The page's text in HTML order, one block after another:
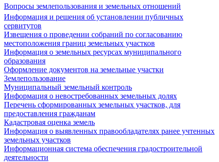
Вопросы землепользования и земельных отношений
Информация и решения об установлении публичных
сервитутов
Извещения о проведении собраний по согласованию
местоположения границ земельных участков
Информация о земельных ресурсах муниципального
образования
Оформление документов на земельные участки
Землепользование
Муниципальный земельный контроль
Информация о невостребованных земельных долях
Перечень сформированных земельных участков, для
предоставления гражданам
Кадастровая оценка земель
Информация о выявленных правообладателях ранее учтенных
земельных участков
Информационная система обеспечения градостроительной
деятельности